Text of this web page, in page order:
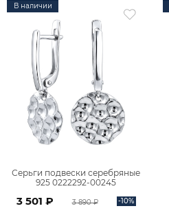
В наличии
Серьги подвески серебряные
925 0222292-00245
3 501 ₽ 3 890 ₽ -10%